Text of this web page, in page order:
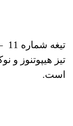
تیغه شماره 11
تیز هیپوتنوز و
است.